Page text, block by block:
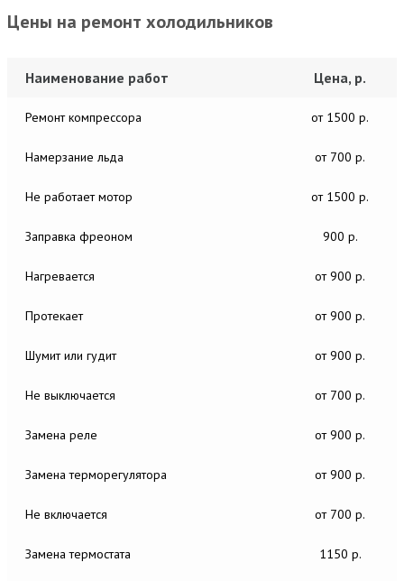
Цены на ремонт холодильников
Наименование работ Цена, р.
Ремонт компрессора от 1500 р.
Намерзание льда от 700 р.
Не работает мотор от 1500 р.
Заправка фреоном 900 р.
Нагревается от 900 р.
Протекает от 900 р.
Шумит или гудит от 900 р.
Не выключается от 700 р.
Замена реле от 900 р.
Замена терморегулятора от 900 р.
Не включается от 700 р.
Замена термостата 1150 р.